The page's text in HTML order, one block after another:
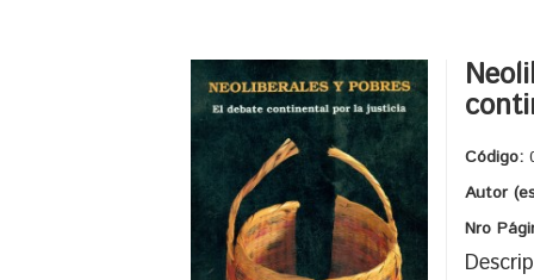
Código:
Autor
Nro